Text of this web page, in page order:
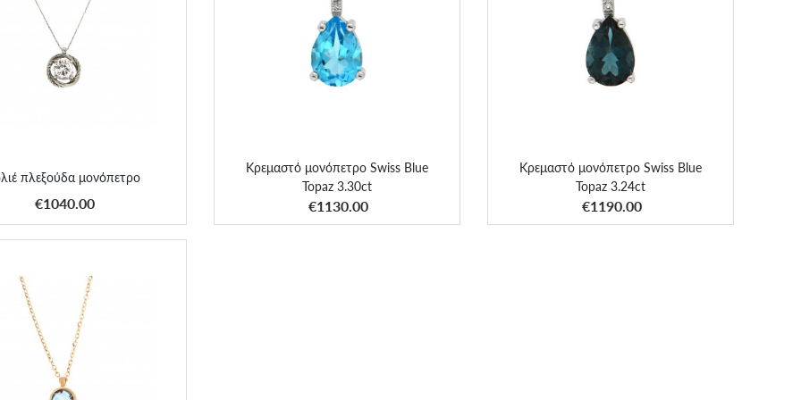
πλεξούδα μονόπετρο
€1040.00
Κολιέ πλεξούδα μονόπετρο
ΑΠΟΚΤΗΣΕ ΤΟ
Κρεμαστό μονόπετρο Swiss Blue
Topaz 3.30ct
€1130.00
Κρεμαστό μονόπετρο Swiss Blue
Topaz 3.30ct
ΑΠΟΚΤΗΣΕ ΤΟ
Κρεμαστό μονόπετρο Swiss Blue
Topaz 3.24ct
€1190.00
Κρεμαστό μονόπετρο Swiss Blue
Topaz 3.24ct
ΑΠΟΚΤΗΣΕ ΤΟ
Bizzotto Gioielli με Topaz